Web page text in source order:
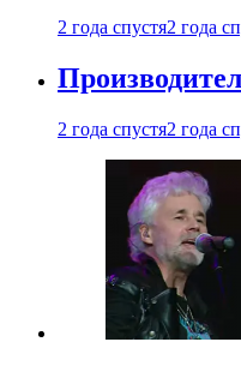
2 года спустя2 года
2 года спустя2 года